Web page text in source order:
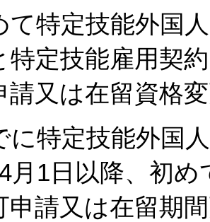
て特定技能外国
特定技能雇用契
請又は在留資格
に特定技能外国
月1日以降、初
申請又は在留期